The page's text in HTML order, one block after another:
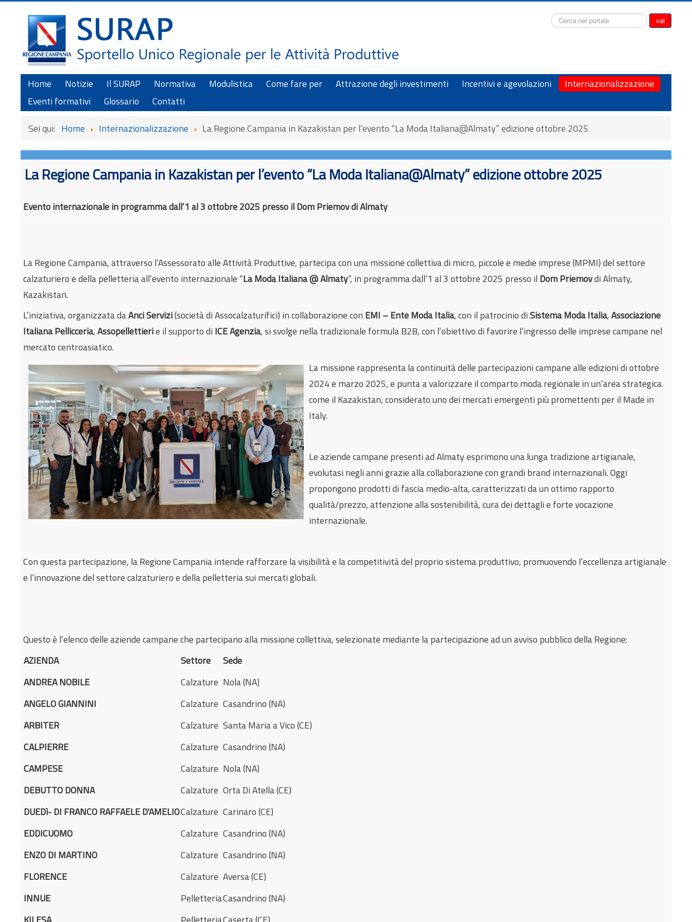
Cerca... vai
Home Notizie Il SURAP Normativa Modulistica Come fare per Attrazione degli investimenti Incentivi e agevolazioni
Internazionalizzazione
Eventi formativi
Glossario
Contatti
Sei qui: Home Internazionalizzazione La Regione Campania in Kazakistan per l’evento “La Moda Italiana@Almaty” edizione ottobre 2025
La Regione Campania in Kazakistan per l’evento “La Moda Italiana@Almaty” edizione ottobre 2025
Evento internazionale in programma dall’1 al 3 ottobre 2025 presso ilDom Priemovdi Almaty
La Regione Campania, attraverso l’Assessorato alle Attività Produttive, partecipa con una missione collettiva di micro, piccole e medie imprese (MPMI) del settore
calzaturiero e della pelletteria all’evento internazionale “La Moda Italiana @ Almaty”, in programma dall’1 al 3 ottobre 2025 presso il Dom Priemovdi Almaty,
Kazakistan.
L’iniziativa, organizzata daAnci Servizi(società di Assocalzaturifici) in collaborazione con EMI – Ente Moda Italia, con il patrocinio diSistema Moda Italia,Associazione
Italiana Pellicceria,Assopellettierie il supporto di ICE Agenzia, si svolge nella tradizionale formula B2B, con l’obiettivo di favorire l’ingresso delle imprese campane nel
mercato centroasiatico.
La missione rappresenta la continuità delle partecipazioni campane alle edizioni di ottobre
2024 e marzo 2025, e punta a valorizzare il comparto moda regionale in un’area strategica
come il Kazakistan, considerato uno dei mercati emergenti più promettenti per il Made in
Italy.
Le aziende campane presenti ad Almaty esprimono una lunga tradizione artigianale,
evolutasi negli anni grazie alla collaborazione con grandi brand internazionali. Oggi
propongono prodotti di fascia medio-alta, caratterizzati da un ottimo rapporto
qualità/prezzo, attenzione alla sostenibilità, cura dei dettagli e forte vocazione
internazionale.
Con questa partecipazione, la Regione Campania intende rafforzare la visibilità e la competitività del proprio sistema produttivo, promuovendo l’eccellenza artigianale
e l’innovazione del settore calzaturiero e della pelletteria sui mercati globali.
Questo è l’elenco delle aziende campane che partecipano alla missione collettiva, selezionate mediante la partecipazione ad un avviso pubblico della Regione:
AZIENDA
Settore
Sede
ANDREA NOBILE
Calzature Nola (NA)
ANGELO GIANNINI
Calzature Casandrino (NA)
ARBITER
Calzature Santa Maria a Vico (CE)
CALPIERRE
Calzature Casandrino (NA)
CAMPESE
Calzature Nola (NA)
DEBUTTO DONNA
Calzature Orta Di Atella (CE)
DUEDì- DI FRANCO RAFFAELE D'AMELIOCalzature Carinaro (CE)
EDDICUOMO
Calzature Casandrino (NA)
ENZO DI MARTINO
Calzature Casandrino (NA)
FLORENCE
Calzature Aversa (CE)
INNUE
PelletteriaCasandrino (NA)